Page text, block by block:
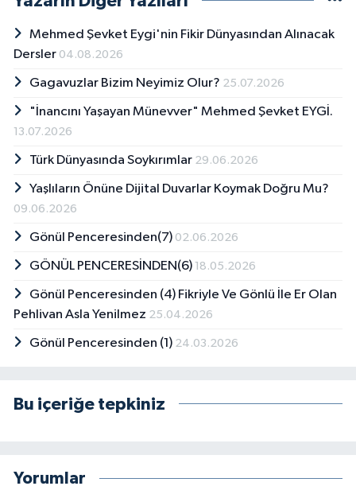
Mehmed Şevket Eygi'nin Fikir Dünyasından Alınacak
Dersler 04.08.2026
Gagavuzlar Bizim Neyimiz Olur? 25.07.2026
"İnancını Yaşayan Münevver" Mehmed Şevket EYGİ.
13.07.2026
Türk Dünyasında Soykırımlar 29.06.2026
Yaşlıların Önüne Dijital Duvarlar Koymak Doğru Mu?
09.06.2026
Gönül Penceresinden(7) 02.06.2026
GÖNÜL PENCERESİNDEN(6) 18.05.2026
Gönül Penceresinden (4) Fikriyle Ve Gönlü İle Er Olan
Pehlivan Asla Yenilmez 25.04.2026
Gönül Penceresinden (1) 24.03.2026
Bu içeriğe tepkiniz
Yorumlar